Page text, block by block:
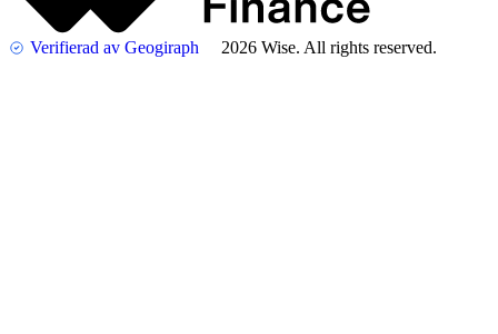
Verifierad av Geogiraph 2026 Wise. All rights reserved.